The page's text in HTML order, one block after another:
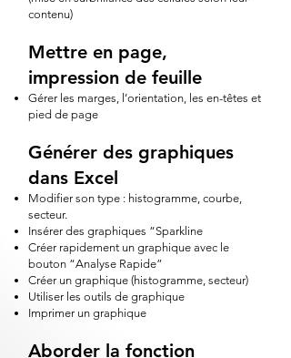
contenu)
Mettre en page,
impression de feuille
Gérer les marges, l’orientation, les en-têtes et
pied de page
Générer des graphiques
dans Excel
Modifier son type : histogramme, courbe,
secteur.
Insérer des graphiques “Sparkline
Créer rapidement un graphique avec le
bouton “Analyse Rapide”
Créer un graphique (histogramme, secteur)
Utiliser les outils de graphique
Imprimer un graphique
Aborder la fonction